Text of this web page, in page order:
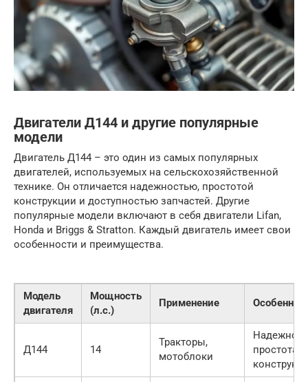
Двигатели Д144 и другие популярные
модели
Двигатель Д144 – это один из самых популярных
двигателей, используемых на сельскохозяйственной
технике. Он отличается надежностью, простотой
конструкции и доступностью запчастей. Другие
популярные модели включают в себя двигатели Lifan,
Honda и Briggs & Stratton. Каждый двигатель имеет свои
особенности и преимущества.
Модель
двигателя
Мощность
(л.с.)
Применение
Д144 14
Тракторы,
мотоблоки
простота